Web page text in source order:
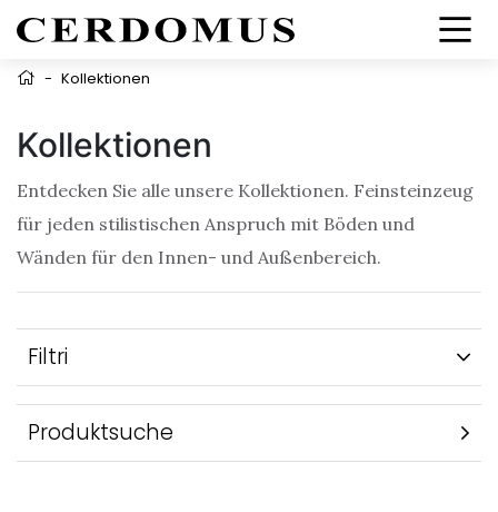
- Kollektionen
Kollektionen
Entdecken Sie alle unsere Kollektionen. Feinsteinzeug
für jeden stilistischen Anspruch mit Böden und
Wänden für den Innen- und Außenbereich.
Filtri
Produktsuche